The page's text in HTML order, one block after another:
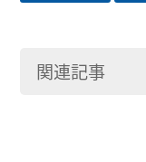
関連記事